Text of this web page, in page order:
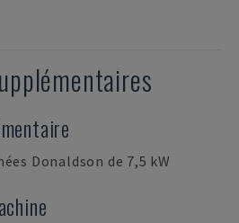
Donaldson de 7,5 kW